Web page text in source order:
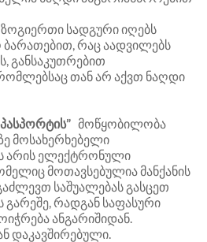
ზოგიერთი სადგური იღებს
ბარათებით, რაც აადვილებს
განსაკუთრებით
თან არ აქვთ ნაღდი
მოწყობილობა
მოსახერხებელი
არის ელექტრონული
მოთავსებულია მანქანის
საშუალებას გასცეთ
გარეშე, რადგან საფასური
ანგარიშიდან.
დაკავშირებული.